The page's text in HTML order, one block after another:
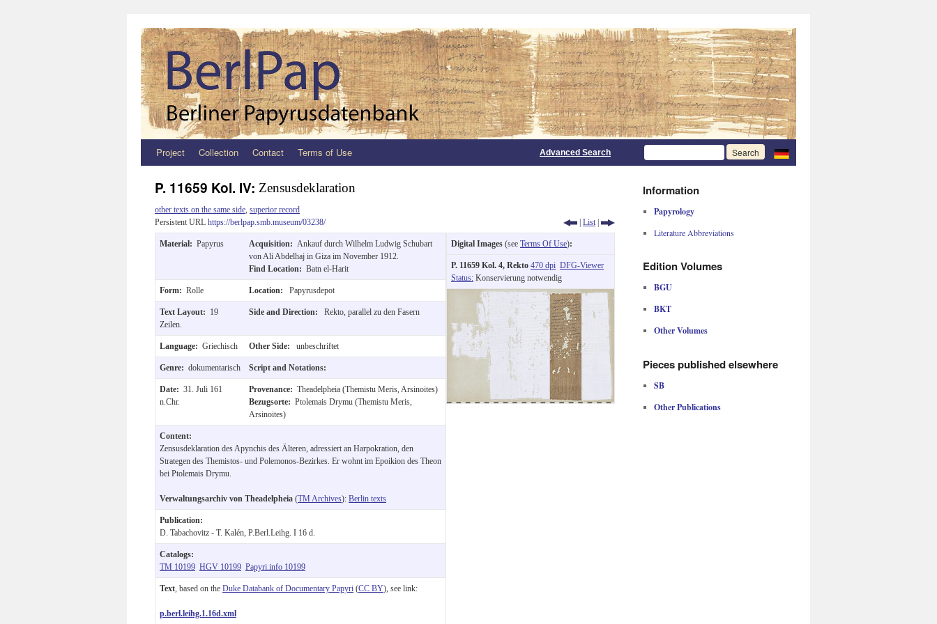
Zum
springen
Project Collection Contact Terms of Use Advanced Search
P. 11659 Kol. IV: Zensusdeklaration
other texts on the same side superior record
Persistent URL https://berlpap.smb.museum/03238/ | List |
Material: Papyrus Acquisition: Ankauf durch Wilhelm Ludwig Schubart
von Ali Abdelhaj in Giza im November 1912.
Find Location: Batn el-Harit
Form: Rolle Location: Papyrusdepot
Text Layout: 19
Zeilen.
Side and Direction: Rekto, parallel zu den Fasern
Language: Griechisch Other Side: unbeschriftet
Genre: dokumentarisch Script and Notations:
Date: 31. Juli 161
n.Chr.
Provenance: Theadelpheia (Themistu Meris, Arsinoites)
Bezugsorte: Ptolemais Drymu (Themistu Meris,
Arsinoites)
Content:
Zensusdeklaration des Apynchis des Älteren, adressiert an Harpokration, den
Strategen des Themistos- und Polemonos-Bezirkes. Er wohnt im Epoikion des Theon
bei Ptolemais Drymu.
Verwaltungsarchiv von Theadelpheia (TM Archives): Berlin texts
Publication:
D. Tabachovitz - T. Kalén, P.Berl.Leihg. I 16 d.
Catalogs:
TM 10199 HGV 10199 Papyri.info 10199
Text , based on the Duke Databank of Documentary Papyri (CC BY), see link:
p.berl.leihg.1.16d.xml
Digital Images (see Terms Of Use):
P. 11659 Kol. 4, Rekto 470 dpi DFG-Viewer
Status: Konservierung notwendig
Information
Papyrology
Literature Abbreviations
Edition Volumes
BGU
BKT
Other Volumes
Pieces published elsewhere
SB
Other Publications